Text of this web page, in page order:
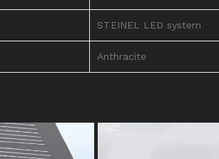
STEINEL LED system
Anthracite